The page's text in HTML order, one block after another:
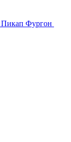
Пикап Фургон